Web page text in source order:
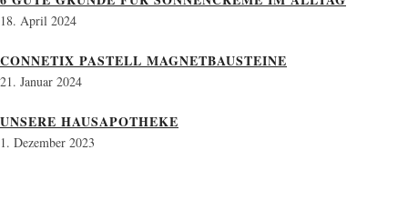
18. April 2024
CONNETIX PASTELL MAGNETBAUSTEINE
21. Januar 2024
UNSERE HAUSAPOTHEKE
1. Dezember 2023